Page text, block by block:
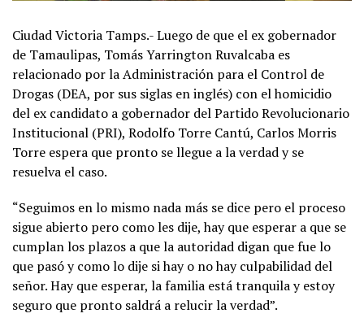
Ciudad Victoria Tamps.- Luego de que el ex gobernador
de Tamaulipas, Tomás Yarrington Ruvalcaba es
relacionado por la Administración para el Control de
Drogas (DEA, por sus siglas en inglés) con el homicidio
del ex candidato a gobernador del Partido Revolucionario
Institucional (PRI), Rodolfo Torre Cantú, Carlos Morris
Torre espera que pronto se llegue a la verdad y se
resuelva el caso.
“Seguimos en lo mismo nada más se dice pero el proceso
sigue abierto pero como les dije, hay que esperar a que se
cumplan los plazos a que la autoridad digan que fue lo
que pasó y como lo dije si hay o no hay culpabilidad del
señor. Hay que esperar, la familia está tranquila y estoy
seguro que pronto saldrá a relucir la verdad”.